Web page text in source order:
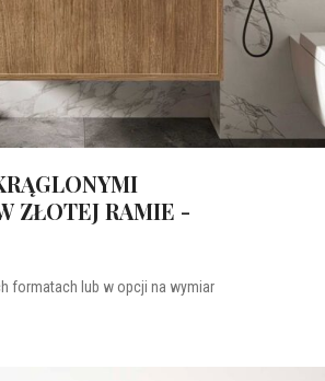
ZŁOTEJ RAMIE -
formatach lub w opcji na wymiar